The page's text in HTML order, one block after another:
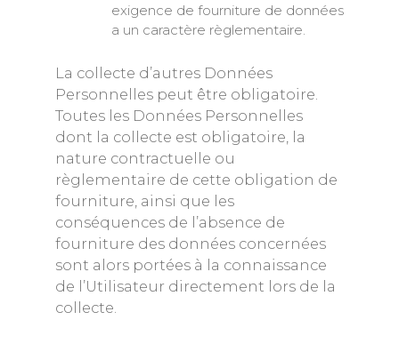
exigence de fourniture de données
a un caractère règlementaire.
La collecte d’autres Données
Personnelles peut être obligatoire.
Toutes les Données Personnelles
dont la collecte est obligatoire, la
nature contractuelle ou
règlementaire de cette obligation de
fourniture, ainsi que les
conséquences de l’absence de
fourniture des données concernées
sont alors portées à la connaissance
de l’Utilisateur directement lors de la
collecte.